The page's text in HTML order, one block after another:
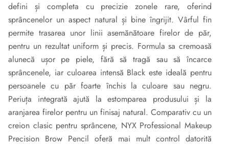
defini și completa cu precizie zonele rare, oferind
sprâncenelor un aspect natural și bine îngrijit. Vârful fin
permite trasarea unor linii asemănătoare firelor de păr,
pentru un rezultat uniform și precis. Formula sa cremoasă
alunecă ușor pe piele, fără să tragă sau să încarce
sprâncenele, iar culoarea intensă Black este ideală pentru
persoanele cu păr foarte închis la culoare sau negru.
Periuța integrată ajută la estomparea produsului și la
aranjarea firelor pentru un finisaj natural. Comparativ cu un
creion clasic pentru sprâncene, NYX Professional Makeup
Precision Brow Pencil oferă mai mult control datorită